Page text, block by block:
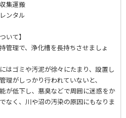
集運搬
ンタル
いて】
管理で、浄化槽を長持ちさせましょ
はゴミや汚泥が徐々にたまり、設置し
理がしっかり行われていないと、
が低下し、悪臭などで周囲に迷惑をか
なく、川や沼の汚染の原因にもなりま